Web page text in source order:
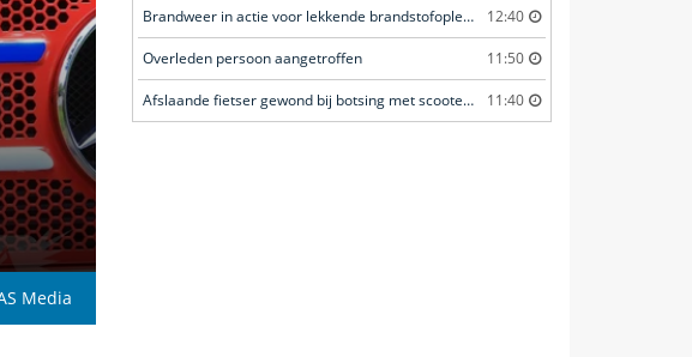
Media
Brandweer in actie voor lekkende brandstofoplegger 12:40
Overleden persoon aangetroffen 11:50
Afslaande fietser gewond bij botsing met scooterrijder 11:40